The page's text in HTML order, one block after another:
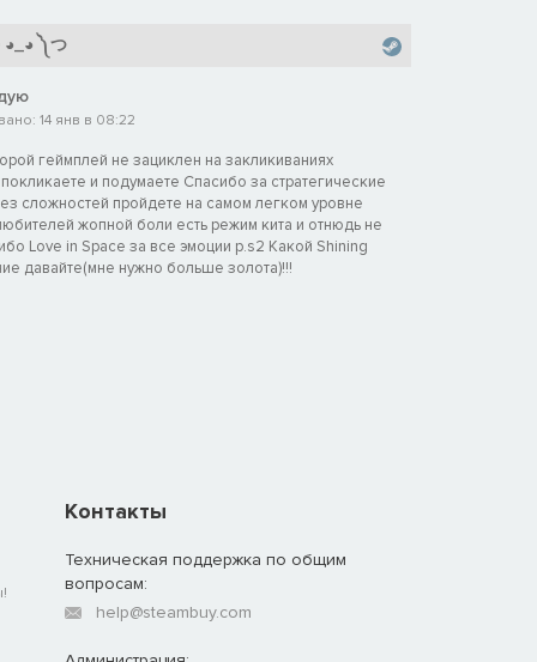
◕_◕ ༽つ
14 янв в 08:22
геймплей не зациклен на закликиваниях
и подумаете Спасибо за стратегические
сложностей пройдете на самом легком уровне
жопной боли есть режим кита и отнюдь не
Love in Space за все эмоции p.s2 Какой Shining
давайте(мне нужно больше золота)!!!
Контакты
Техническая поддержка по общим
вопросам:
help@steambuy.com